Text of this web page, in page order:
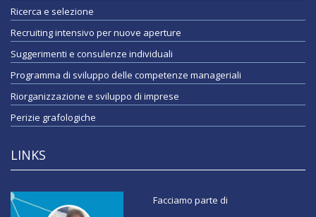
Ricerca e selezione
Recruiting intensivo per nuove aperture
Suggerimenti e consulenze individuali
Programma di sviluppo delle competenze manageriali
Riorganizzazione e sviluppo di imprese
Perizie grafologiche
LINKS
Facciamo parte di